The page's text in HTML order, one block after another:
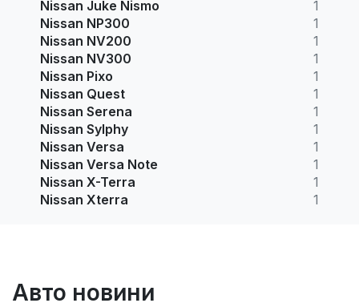
Nissan Juke Nismo
1
Nissan NP300
1
Nissan NV200
1
Nissan NV300
1
Nissan Pixo
1
Nissan Quest
1
Nissan Serena
1
Nissan Sylphy
1
Nissan Versa
1
Nissan Versa Note
1
Nissan X-Terra
1
Nissan Xterra
1
Авто новини